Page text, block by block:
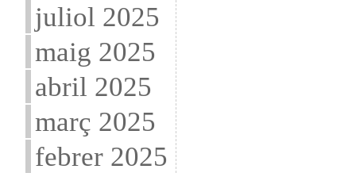
juliol 2025
maig 2025
abril 2025
març 2025
febrer 2025